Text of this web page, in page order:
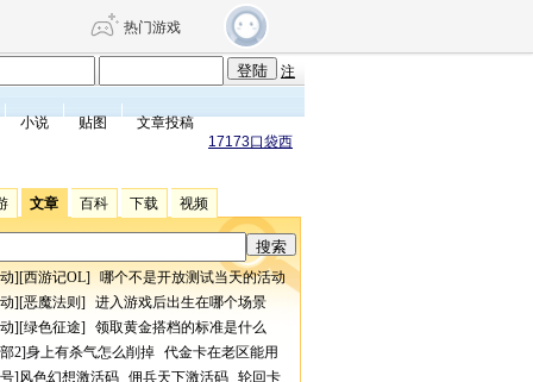
热门游戏
剑网3旗舰版 新天龙八部
诛仙世界 仙剑世界
注
小说 贴图
文章投稿
17173口袋西
文章 百科 下载 视频
][西游记OL] 哪个不是开放测试当天的活动
][恶魔法则 ] 进入游戏后出生在哪个场景
][绿色征途] 领取黄金搭档的标准是什么
2]身上有杀气怎么削掉 代金卡在老区能用
]风色幻想激活码 佣兵天下激活码 轮回卡